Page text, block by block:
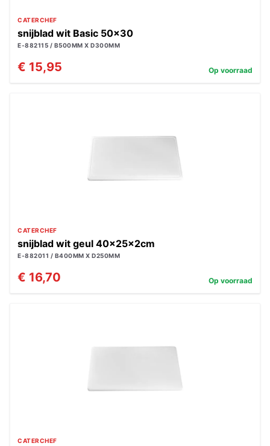
CATERCHEF
snijblad wit Basic 50x30
E-882115 / B500MM X D300MM
€ 15,95 Op voorraad
CATERCHEF
snijblad wit geul 40x25x2cm
E-882011 / B400MM X D250MM
€ 16,70 Op voorraad
CATERCHEF